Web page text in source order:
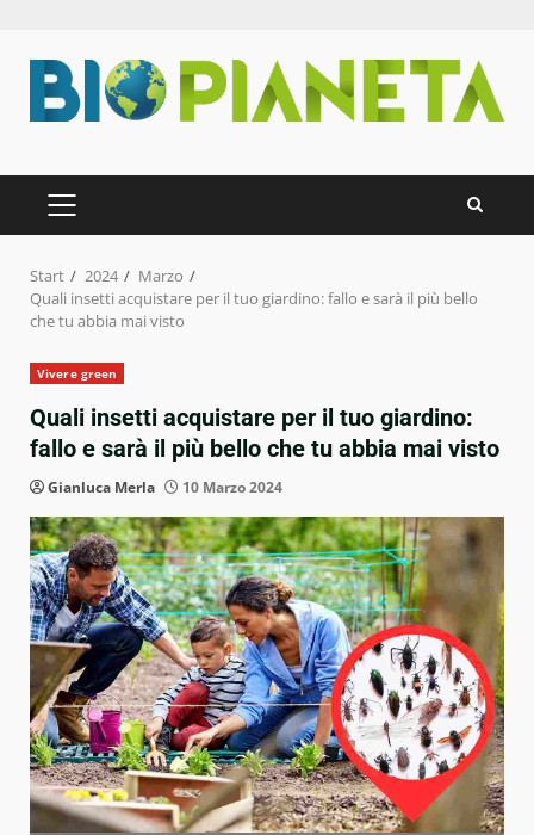
Inhalt
springen
PRIMÄRES
MENÜ
Start 2024
Marzo
Quali insetti acquistare per il tuo giardino: fallo e sarà il più bello
che tu abbia mai visto
Vivere green
Quali insetti acquistare per il tuo giardino:
fallo e sarà il più bello che tu abbia mai visto
Gianluca Merla 10 Marzo 2024